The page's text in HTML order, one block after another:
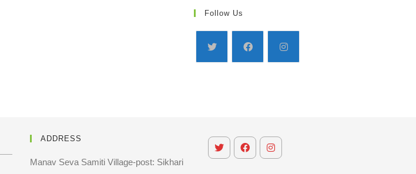
Follow Us
ADDRESS
Manav Seva Samiti Village-post: Sikhari